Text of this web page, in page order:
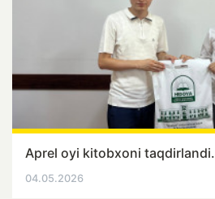
Aprel oyi kitobxoni taqdirlandi.
04.05.2026